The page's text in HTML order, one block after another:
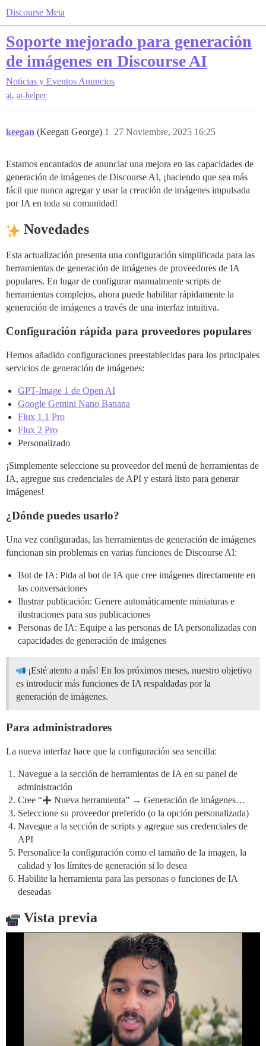
Discourse Meta
Soporte mejorado para generación
de imágenes en Discourse AI
Noticias y Eventos Anuncios
ai, ai-helper
keegan (Keegan George) 27 Noviembre, 2025 16:25
1
Estamos encantados de anunciar una mejora en las capacidades de
generación de imágenes de Discourse AI, ¡haciendo que sea más
fácil que nunca agregar y usar la creación de imágenes impulsada
por IA en toda su comunidad!
Novedades
Esta actualización presenta una configuración simplificada para las
herramientas de generación de imágenes de proveedores de IA
populares. En lugar de configurar manualmente scripts de
herramientas complejos, ahora puede habilitar rápidamente la
generación de imágenes a través de una interfaz intuitiva.
Configuración rápida para proveedores populares
Hemos añadido configuraciones preestablecidas para los principales
servicios de generación de imágenes:
GPT-Image 1 de Open AI
Google Gemini Nano Banana
Flux 1.1 Pro
Flux 2 Pro
Personalizado
¡Simplemente seleccione su proveedor del menú de herramientas de
IA, agregue sus credenciales de API y estará listo para generar
imágenes!
¿Dónde puedes usarlo?
Una vez configuradas, las herramientas de generación de imágenes
funcionan sin problemas en varias funciones de Discourse AI:
Bot de IA: Pida al bot de IA que cree imágenes directamente en
las conversaciones
Ilustrar publicación: Genere automáticamente miniaturas e
ilustraciones para sus publicaciones
Personas de IA: Equipe a las personas de IA personalizadas con
capacidades de generación de imágenes
¡Esté atento a más! En los próximos meses, nuestro objetivo
es introducir más funciones de IA respaldadas por la
generación de imágenes.
Para administradores
La nueva interfaz hace que la configuración sea sencilla:
Navegue a la sección de herramientas de IA en su panel de
administración
Cree “
Nueva herramienta” → Generación de imágenes…
Seleccione su proveedor preferido (o la opción personalizada)
Navegue a la sección de scripts y agregue sus credenciales de
API
Personalice la configuración como el tamaño de la imagen, la
calidad y los límites de generación si lo desea
Habilite la herramienta para las personas o funciones de IA
deseadas
Vista previa